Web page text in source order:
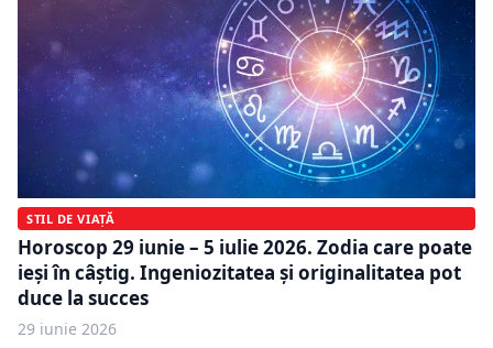
STIL DE VIAȚĂ
Horoscop 29 iunie – 5 iulie 2026. Zodia care poate
ieși în câștig. Ingeniozitatea și originalitatea pot
duce la succes
29 iunie 2026